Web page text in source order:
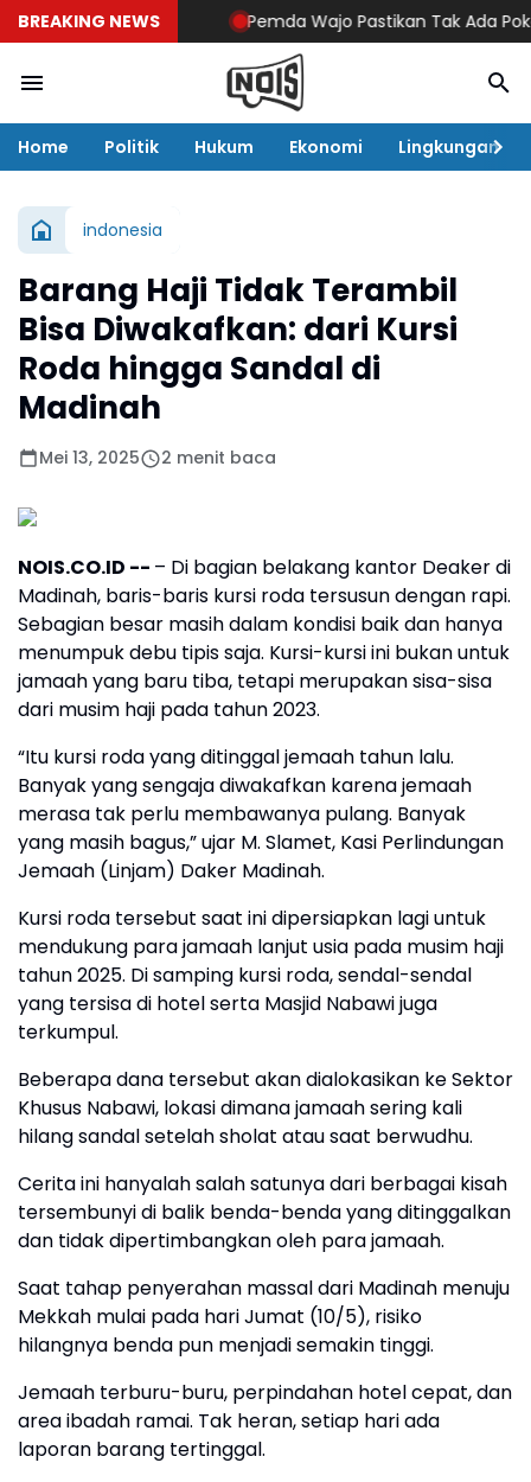
BREAKING NEWS Pemda Wajo Pastikan Tak Ada Pokok
Home Politik Hukum Ekonomi Lingkungan
indonesia
Barang Haji Tidak Terambil
Bisa Diwakafkan: dari Kursi
Roda hingga Sandal di
Madinah
Mei 13, 2025 2 menit baca
NOIS.CO.ID -- – Di bagian belakang kantor Deaker di
Madinah, baris-baris kursi roda tersusun dengan rapi.
Sebagian besar masih dalam kondisi baik dan hanya
menumpuk debu tipis saja. Kursi-kursi ini bukan untuk
jamaah yang baru tiba, tetapi merupakan sisa-sisa
dari musim haji pada tahun 2023.
“Itu kursi roda yang ditinggal jemaah tahun lalu.
Banyak yang sengaja diwakafkan karena jemaah
merasa tak perlu membawanya pulang. Banyak
yang masih bagus,” ujar M. Slamet, Kasi Perlindungan
Jemaah (Linjam) Daker Madinah.
Kursi roda tersebut saat ini dipersiapkan lagi untuk
mendukung para jamaah lanjut usia pada musim haji
tahun 2025. Di samping kursi roda, sendal-sendal
yang tersisa di hotel serta Masjid Nabawi juga
terkumpul.
Beberapa dana tersebut akan dialokasikan ke Sektor
Khusus Nabawi, lokasi dimana jamaah sering kali
hilang sandal setelah sholat atau saat berwudhu.
Cerita ini hanyalah salah satunya dari berbagai kisah
tersembunyi di balik benda-benda yang ditinggalkan
dan tidak dipertimbangkan oleh para jamaah.
Saat tahap penyerahan massal dari Madinah menuju
Mekkah mulai pada hari Jumat (10/5), risiko
hilangnya benda pun menjadi semakin tinggi.
Jemaah terburu-buru, perpindahan hotel cepat, dan
area ibadah ramai. Tak heran, setiap hari ada
laporan barang tertinggal.